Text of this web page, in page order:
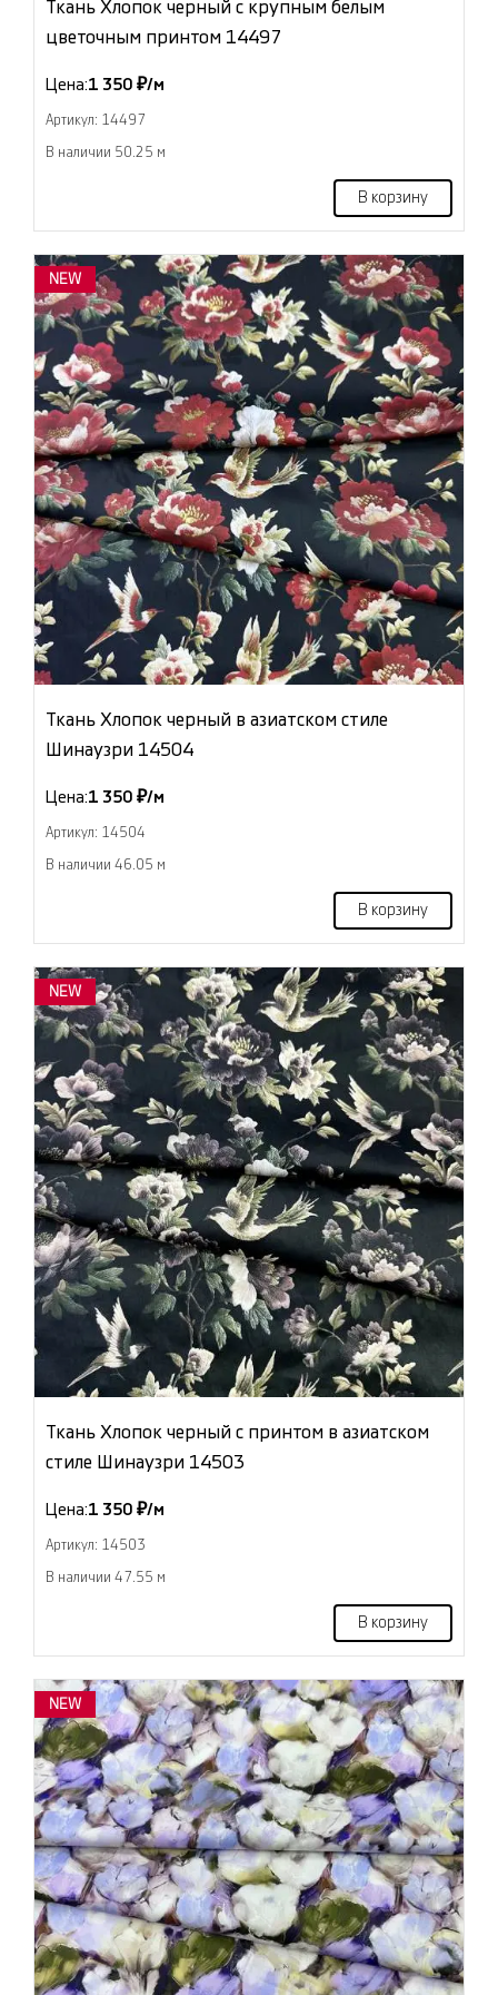
Ткань Хлопок черный с крупным белым
цветочным принтом 14497
Цена:1 350 ₽/м
Артикул: 14497
В наличии 50.25 м
В корзину
NEW
Ткань Хлопок черный в азиатском стиле
Шинаузри 14504
Цена:1 350 ₽/м
Артикул: 14504
В наличии 46.05 м
В корзину
NEW
Ткань Хлопок черный с принтом в азиатском
стиле Шинаузри 14503
Цена:1 350 ₽/м
Артикул: 14503
В наличии 47.55 м
В корзину
NEW